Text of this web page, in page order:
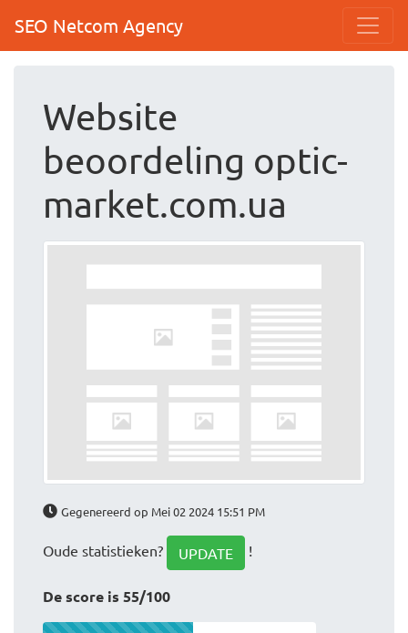
SEO Netcom Agency
Website
beoordeling optic-
market.com.ua
Gegenereerd op Mei 02 2024 15:51 PM
Oude statistieken? UPDATE !
De score is 55/100